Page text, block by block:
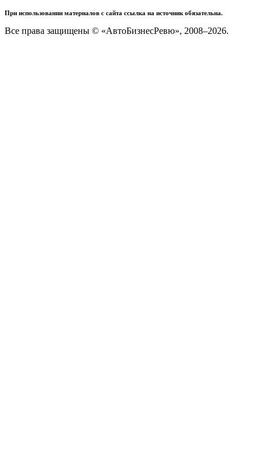
При использовании материалов с сайта ссылка на источник обязательна.
Все права защищены © «АвтоБизнесРевю», 2008–2026.